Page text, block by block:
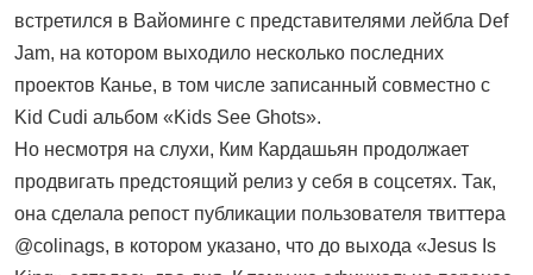
встретился в Вайоминге с представителями лейбла Def
Jam, на котором выходило несколько последних
проектов Канье, в том числе записанный совместно с
Kid Cudi альбом «Kids See Ghots».
Но несмотря на слухи, Ким Кардашьян продолжает
продвигать предстоящий релиз у себя в соцсетях. Так,
она сделала репост публикации пользователя твиттера
@colinags, в котором указано, что до выхода «Jesus Is